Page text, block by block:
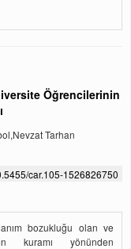
Öğrencilerinin
Tarhan
car.105-1526826750
bozukluğu olan ve
kuramı yönünden